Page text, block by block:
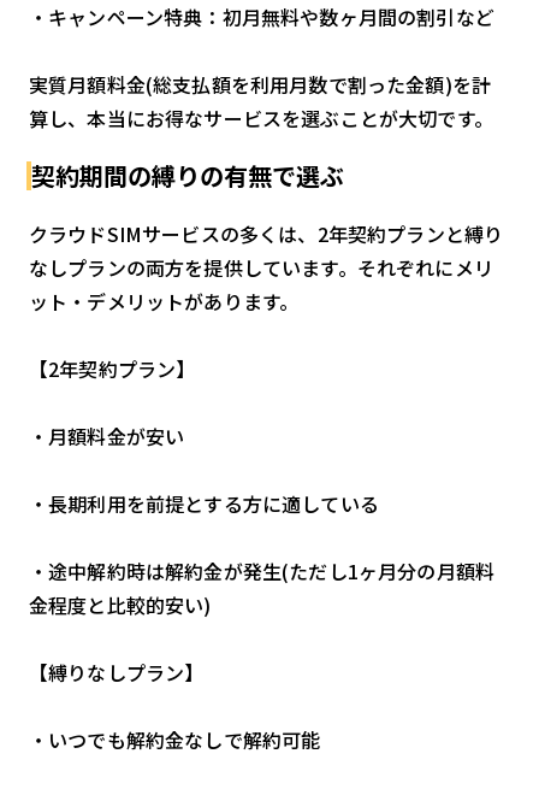
・キャンペーン特典：初月無料や数ヶ月間の割引など
実質月額料金(総支払額を利用月数で割った金額)を計
算し、本当にお得なサービスを選ぶことが大切です。
契約期間の縛りの有無で選ぶ
クラウドSIMサービスの多くは、2年契約プランと縛り
なしプランの両方を提供しています。それぞれにメリ
ット・デメリットがあります。
【2年契約プラン】
・月額料金が安い
・長期利用を前提とする方に適している
・途中解約時は解約金が発生(ただし1ヶ月分の月額料
金程度と比較的安い)
【縛りなしプラン】
・いつでも解約金なしで解約可能